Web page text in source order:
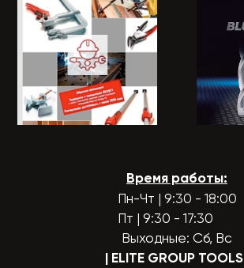
Время работы:
Пн-Чт | 9:30 - 18:00
Пт | 9:30 - 17:30
Выходные: Сб, Вс
| ELITE GROUP TOOLS